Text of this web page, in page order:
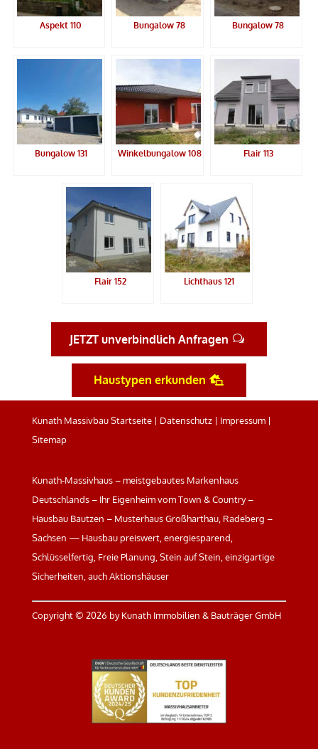
Aspekt 110 Bungalow 78 Bungalow 78
Bungalow 131 Winkelbungalow 108 Flair 113
Flair 152 Lichthaus 121
JETZT unverbindlich Anfragen
Haustypen erkunden
Kunath Massivbau Startseite| Datenschutz| Impressum|
Sitemap
Kunath-Massivhaus – meistgebautes Markenhaus
Deutschlands – Ihr Eigenheim vom Town & Country –
Hausbau Bautzen – Musterhaus Großharthau, Radeberg –
Sachsen — Hausbau preiswert, energiesparend,
Schlüsselfertig, Freie Planung, Stein auf Stein, einzigartige
Sicherheiten, auch Aktionshäuser
Copyright © 2026 by Kunath Immobilien & Bauträger GmbH